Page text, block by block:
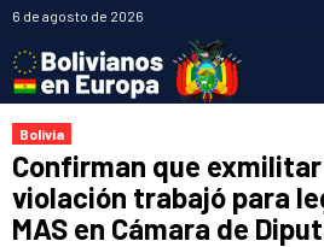
Saltar
contenido
6 de agosto de 2026
Bolivia
Confirman que
violación trabajó para
MAS en Cámara de